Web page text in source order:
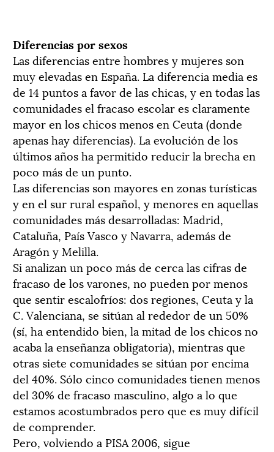
Diferencias por sexos
Las diferencias entre hombres y mujeres son
muy elevadas en España. La diferencia media es
de 14 puntos a favor de las chicas, y en todas las
comunidades el fracaso escolar es claramente
mayor en los chicos menos en Ceuta (donde
apenas hay diferencias). La evolución de los
últimos años ha permitido reducir la brecha en
poco más de un punto.
Las diferencias son mayores en zonas turísticas
y en el sur rural español, y menores en aquellas
comunidades más desarrolladas: Madrid,
Cataluña, País Vasco y Navarra, además de
Aragón y Melilla.
Si analizan un poco más de cerca las cifras de
fracaso de los varones, no pueden por menos
que sentir escalofríos: dos regiones, Ceuta y la
C. Valenciana, se sitúan al rededor de un 50%
(sí, ha entendido bien, la mitad de los chicos no
acaba la enseñanza obligatoria), mientras que
otras siete comunidades se sitúan por encima
del 40%. Sólo cinco comunidades tienen menos
del 30% de fracaso masculino, algo a lo que
estamos acostumbrados pero que es muy difícil
de comprender.
Pero, volviendo a PISA 2006, sigue